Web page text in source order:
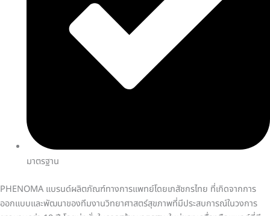
มาตรฐาน
PHENOMA แบรนด์ผลิตภัณฑ์ทางการแพทย์โดยเภสัชกรไทย ที่เกิดจากการ
ออกแบบและพัฒนาของทีมงานวิทยาศาสตร์สุขภาพที่มีประสบการณ์ในวงการ